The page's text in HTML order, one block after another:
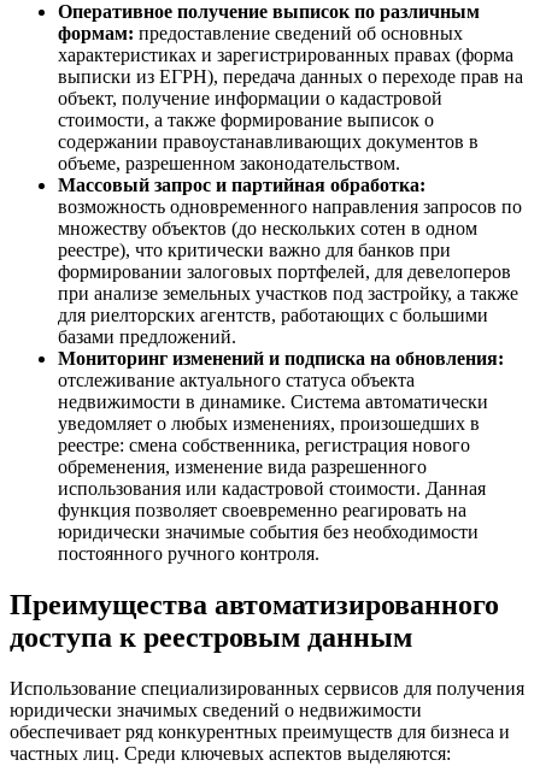
Оперативное получение выписок по различным
формам: предоставление сведений об основных
характеристиках и зарегистрированных правах (форма
выписки из ЕГРН), передача данных о переходе прав на
объект, получение информации о кадастровой
стоимости, а также формирование выписок о
содержании правоустанавливающих документов в
объеме, разрешенном законодательством.
Массовый запрос и партийная обработка:
возможность одновременного направления запросов по
множеству объектов (до нескольких сотен в одном
реестре), что критически важно для банков при
формировании залоговых портфелей, для девелоперов
при анализе земельных участков под застройку, а также
для риелторских агентств, работающих с большими
базами предложений.
Мониторинг изменений и подписка на обновления:
отслеживание актуального статуса объекта
недвижимости в динамике. Система автоматически
уведомляет о любых изменениях, произошедших в
реестре: смена собственника, регистрация нового
обременения, изменение вида разрешенного
использования или кадастровой стоимости. Данная
функция позволяет своевременно реагировать на
юридически значимые события без необходимости
постоянного ручного контроля.
Преимущества автоматизированного
доступа к реестровым данным
Использование специализированных сервисов для получения
юридически значимых сведений о недвижимости
обеспечивает ряд конкурентных преимуществ для бизнеса и
частных лиц. Среди ключевых аспектов выделяются: